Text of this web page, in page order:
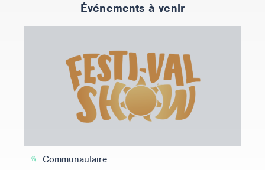
Événements à venir
Communautaire